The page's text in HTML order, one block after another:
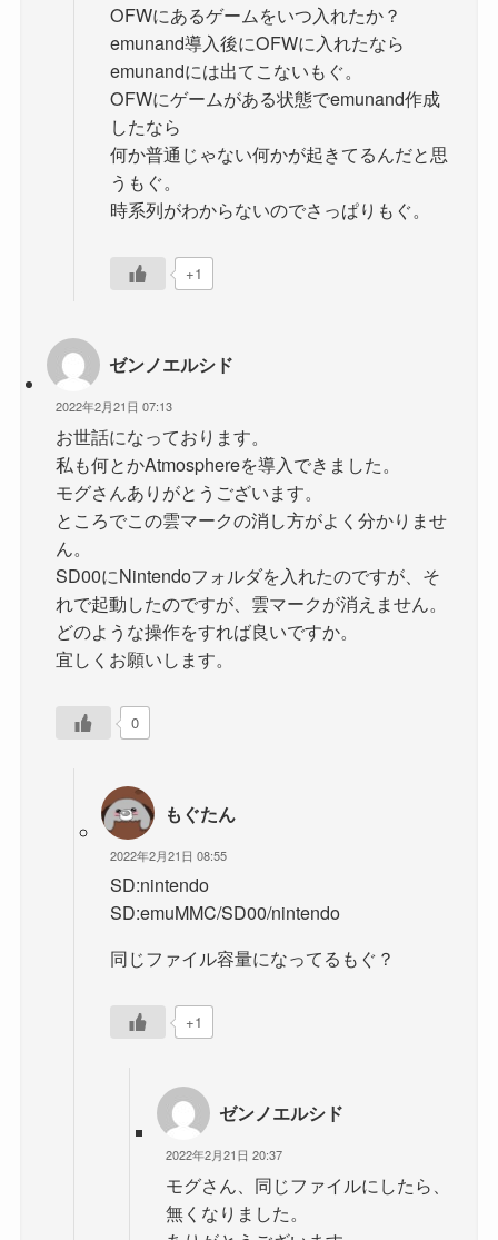
OFWにあるゲームをいつ入れたか？
emunand導入後にOFWに入れたなら
emunandには出てこないもぐ。
OFWにゲームがある状態でemunand作成
したなら
何か普通じゃない何かが起きてるんだと思
うもぐ。
時系列がわからないのでさっぱりもぐ。
+1
ゼンノエルシド
2022年2月21日 07:13
お世話になっております。
私も何とかAtmosphereを導入できました。
モグさんありがとうございます。
ところでこの雲マークの消し方がよく分かりませ
ん。
SD00にNintendoフォルダを入れたのですが、そ
れで起動したのですが、雲マークが消えません。
どのような操作をすれば良いですか。
宜しくお願いします。
0
もぐたん
2022年2月21日 08:55
SD:nintendo
SD:emuMMC/SD00/nintendo
同じファイル容量になってるもぐ？
+1
ゼンノエルシド
2022年2月21日 20:37
モグさん、同じファイルにしたら、
無くなりました。